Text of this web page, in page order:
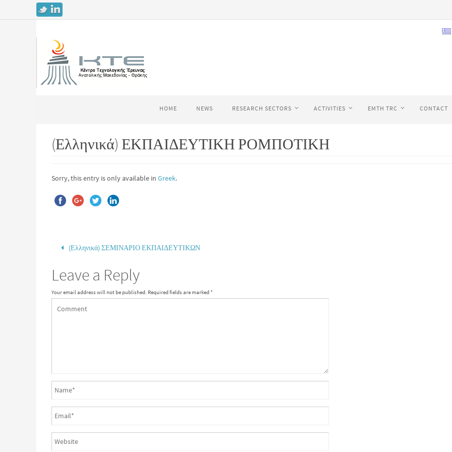
HOME NEWS RESEARCH SECTORS ACTIVITIES EMTH TRC CONTACT
(Ελληνικά) ΕΚΠΑΙΔΕΥΤΙΚΗ ΡΟΜΠΟΤΙΚΗ
Sorry, this entry is only available in Greek.
(Ελληνικά) ΣΕΜΙΝΑΡΙΟ ΕΚΠΑΙΔΕΥΤΙΚΩΝ
Leave a Reply
Your email address will not be published. Required fields are marked*